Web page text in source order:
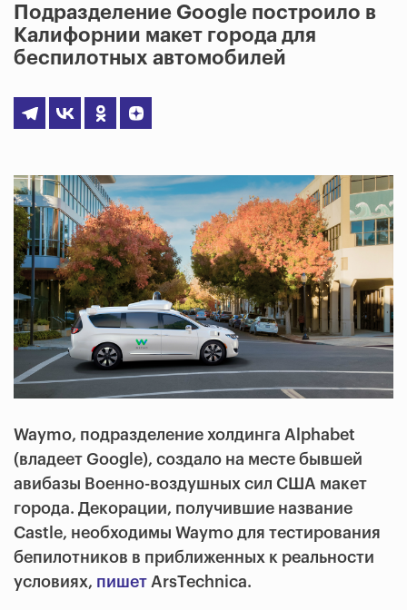
Подразделение Google построило в
Калифорнии макет города для
беспилотных автомобилей
Waymo, подразделение холдинга Alphabet
(владеет Google), создало на месте бывшей
авибазы Военно-воздушных сил США макет
города. Декорации, получившие название
Castle, необходимы Waymo для тестирования
бепилотников в приближенных к реальности
условиях, пишет ArsTechnica.